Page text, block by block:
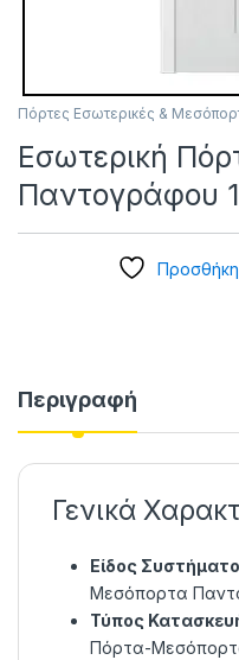
Πόρτες Εσωτερικές &
Εσωτερική
Παντογράφου
Περιγραφή
Γενικά
Είδος
Μεσόπορτα
Τύπος
Πόρτα-